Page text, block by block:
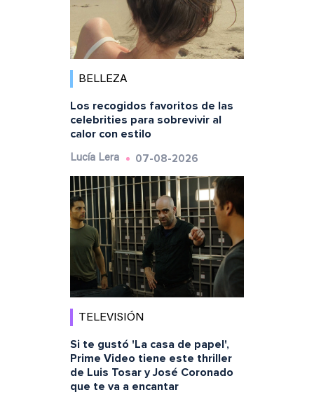
BELLEZA
Los recogidos favoritos de las
celebrities para sobrevivir al
calor con estilo
Lucía Lera 07-08-2026
TELEVISIÓN
Si te gustó 'La casa de papel',
Prime Video tiene este thriller
de Luis Tosar y José Coronado
que te va a encantar